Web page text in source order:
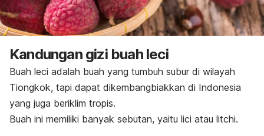
Kandungan gizi buah leci
Buah leci adalah buah yang tumbuh subur di wilayah
Tiongkok, tapi dapat dikembangbiakkan di Indonesia
yang juga beriklim tropis.
Buah ini memiliki banyak sebutan, yaitu lici atau litchi.